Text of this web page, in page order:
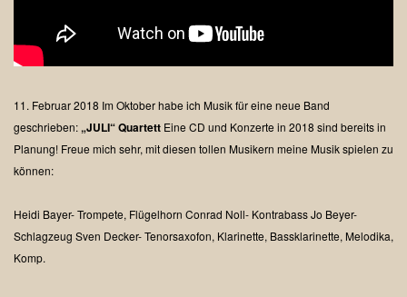
11. Februar 2018 Im Oktober habe ich Musik für eine neue Band
geschrieben:„JULI“ Quartett Eine CD und Konzerte in 2018 sind bereits in
Planung! Freue mich sehr, mit diesen tollen Musikern meine Musik spielen zu
können:
Heidi Bayer- Trompete, Flügelhorn Conrad Noll- KontrabassJo Beyer-
Schlagzeug Sven Decker- Tenorsaxofon, Klarinette, Bassklarinette, Melodika,
Komp.